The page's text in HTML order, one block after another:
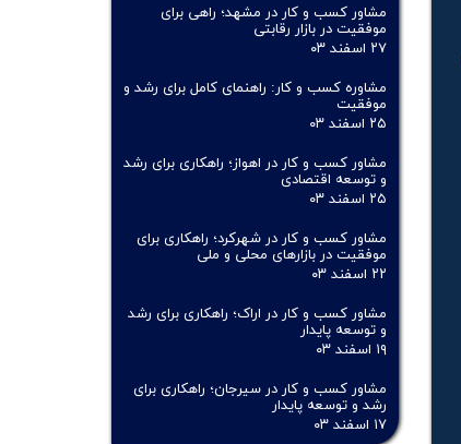
مشاور کسب و کار در مشهد؛ راهی برای
موفقیت در بازار رقابتی
۲۷ اسفند ۰۳
مشاوره کسب و کار: راهنمای کامل برای رشد و
موفقیت
۲۵ اسفند ۰۳
مشاور کسب و کار در اهواز؛ راهکاری برای رشد
و توسعه اقتصادی
۲۵ اسفند ۰۳
مشاور کسب و کار در شهرکرد؛ راهکاری برای
موفقیت در بازارهای محلی و ملی
۲۲ اسفند ۰۳
مشاور کسب و کار در اراک؛ راهکاری برای رشد
و توسعه پایدار
۱۹ اسفند ۰۳
مشاور کسب و کار در سیرجان؛ راهکاری برای
رشد و توسعه پایدار
۱۷ اسفند ۰۳